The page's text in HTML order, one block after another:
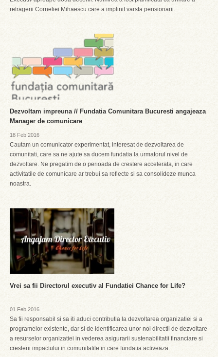
retragerii Corneliei Mihaescu care a implinit varsta pensionarii.
Dezvoltam impreuna // Fundatia Comunitara Bucuresti angajeaza
Manager de comunicare
18 Feb 2016
Cautam un comunicator experimentat, interesat de dezvoltarea de
comunitati, care sa ne ajute sa ducem fundatia la urmatorul nivel de
dezvoltare. Ne pregatim de o perioada de crestere accelerata, in care
activitatile de comunicare ar trebui sa reflecte si sa consolideze munca
noastra.
Vrei sa fii Directorul executiv al Fundatiei Chance for Life?
01 Feb 2016
Sa fii responsabil si sa iti aduci contributia la dezvoltarea organizatiei si a
programelor existente, dar si de identificarea unor noi directii de dezvoltare
a resurselor organizatiei in vederea asigurarii sustenabilitatii financiare si
cresterii impactului in comunitatile in care fundatia activeaza.